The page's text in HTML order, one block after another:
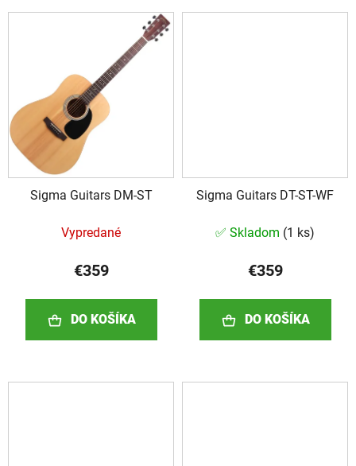
Sigma Guitars DM-ST
Vypredané
€359
DO KOŠÍKA
Sigma Guitars DT-ST-WF
✅ Skladom (1 ks)
€359
DO KOŠÍKA